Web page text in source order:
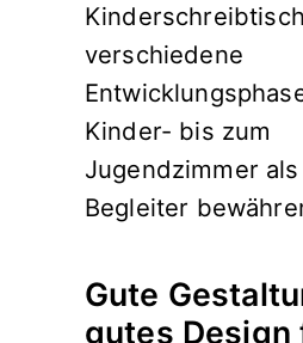
verschiedene
Kinder- bis zum
Jugendzimmer
Begleiter
Gute
gutes Design